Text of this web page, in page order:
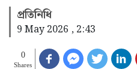
প্রতিনিধি
9 May 2026 , 2:43
0
Shares